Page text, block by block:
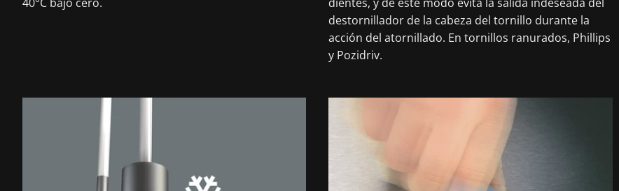
40°C bajo cero.
dientes, y de este modo evita la salida indeseada del
destornillador de la cabeza del tornillo durante la
acción del atornillado. En tornillos ranurados, Phillips
y Pozidriv.